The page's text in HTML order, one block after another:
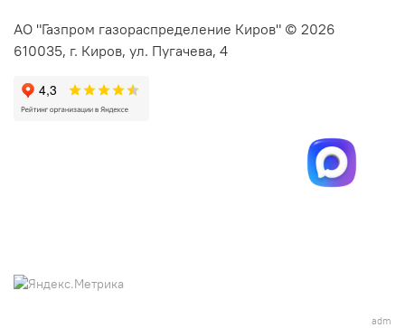
АО "Газпром газораспределение Киров" © 2026
610035, г. Киров, ул. Пугачева, 4
adm